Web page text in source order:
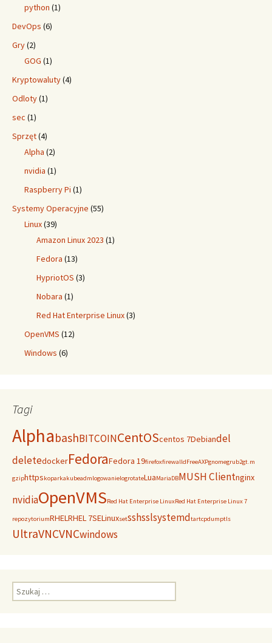
python (1)
DevOps (6)
Gry(2)
GOG (1)
Kryptowaluty(4)
Odloty(1)
sec (1)
Sprzęt(4)
Alpha (2)
nvidia (1)
Raspberry Pi (1)
Systemy Operacyjne (55)
Linux(39)
Amazon Linux 2023 (1)
Fedora (13)
HypriotOS (3)
Nobara (1)
Red Hat Enterprise Linux(3)
OpenVMS (12)
Windows (6)
Tagi
AlphabashBITCOINCentOScentos 7Debiandel
deletedockerFedoraFedora 19firefoxfirewalldFreeAXPgnomegrub2gt.m
gziphttpskoparkakubeadmlogowanielogrotateLuaMariaDBMUSH Clientnginx
nvidiaOpenVMSRed Hat Enterprise LinuxRed Hat Enterprise Linux 7
repozytoriumRHELRHEL 7SELinuxsetsshsslsystemdtartcpdumptls
UltraVNCVNCwindows
Szukaj: